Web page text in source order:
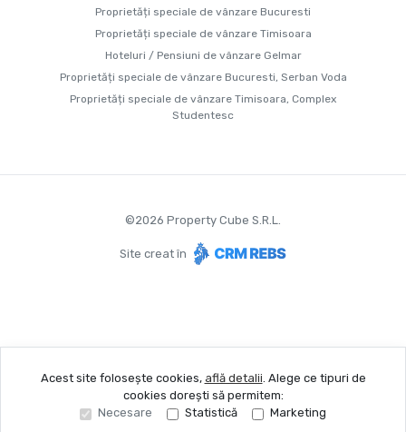
Proprietăți speciale de vânzare Bucuresti
Proprietăți speciale de vânzare Timisoara
Hoteluri / Pensiuni de vânzare Gelmar
Proprietăți speciale de vânzare Bucuresti, Serban Voda
Proprietăți speciale de vânzare Timisoara, Complex
Studentesc
©2026 Property Cube S.R.L.
Site creat în
Acest site folosește cookies, află detalii. Alege ce tipuri de
cookies dorești să permitem:
Necesare
Statistică Marketing